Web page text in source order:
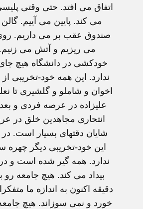
اتفاق می افتد. حتی وقتی
می کند. پايين می آييم. گالن
صندوق عقب بر می داريم.
می ريزيم و آتش می
خودکشی در دانشگاه هيچ
ندارد. اين همه خود-تخريبی
اخوان و شاملو و گلشيری تا
عليزاده در عرصه فردی و
انتحاری مجاهدين خلق در
شايان دقتهای بسيار است. در
اين خود-تخريبی ديگر
ندارد. همه گير شده است و در
بيداد می کند. هيچ جامعه رو
دقيقه اکنون به اندازه ما
خورد و نمی سوزاند. هيچ جامعه